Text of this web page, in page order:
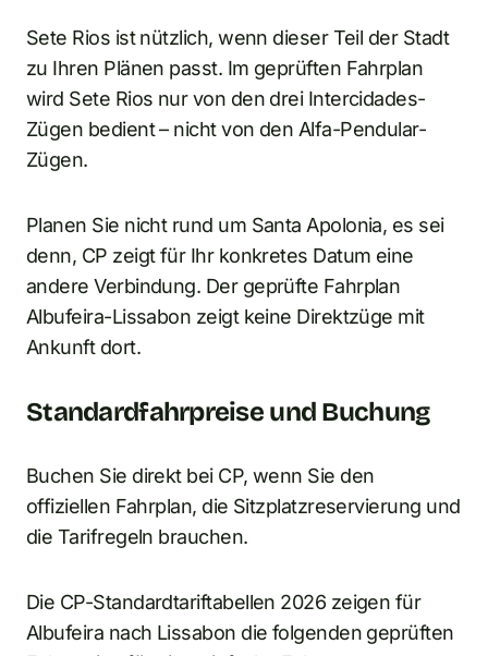
Sete Rios ist nützlich, wenn dieser Teil der Stadt
zu Ihren Plänen passt. Im geprüften Fahrplan
wird Sete Rios nur von den drei Intercidades-
Zügen bedient – nicht von den Alfa-Pendular-
Zügen.
Planen Sie nicht rund um Santa Apolonia, es sei
denn, CP zeigt für Ihr konkretes Datum eine
andere Verbindung. Der geprüfte Fahrplan
Albufeira-Lissabon zeigt keine Direktzüge mit
Ankunft dort.
Standardfahrpreise und Buchung
Buchen Sie direkt bei CP, wenn Sie den
offiziellen Fahrplan, die Sitzplatzreservierung und
die Tarifregeln brauchen.
Die CP-Standardtariftabellen 2026 zeigen für
Albufeira nach Lissabon die folgenden geprüften